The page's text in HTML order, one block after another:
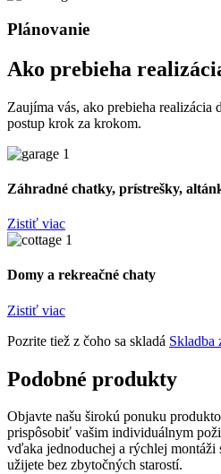
Plánovanie
Ako prebieha
Zaujíma vás, ako prebieha realizácia
postup krok za krokom.
Záhradné chatky, prístrešky,
Zistiť viac
Domy a rekreačné chaty
Zistiť viac
Pozrite tiež z čoho sa skladá Skladba
Podobné produkty
Objavte našu širokú ponuku
prispôsobiť vašim individuálnym
vďaka jednoduchej a rýchlej montáži
užijete bez zbytočných starostí.